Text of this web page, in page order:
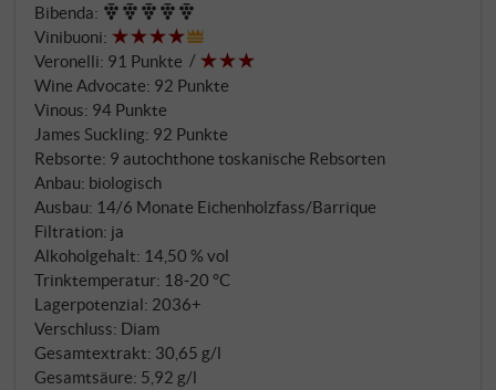
und Erde, dazu Noten von Zimt, Teer und gegrillten
Kräutern. Die definierten Tannine werden begleitet
von einer schönen Säureader. Ein Wein mit großem
Charakter und schöner Struktur, der sich bei jedem
Schluck verändert. SUPERIORE.DE
Bibenda:
Vinibuoni:
Veronelli: 91 Punkte
Wine Advocate: 92 Punkte
Vinous: 94 Punkte
James Suckling: 92 Punkte
Rebsorte: 9 autochthone toskanische Rebsorten
Anbau: biologisch
Ausbau: 14/6 Monate Eichenholzfass/Barrique
Filtration: ja
Alkoholgehalt: 14,50 % vol
Trinktemperatur: 18‑20 °C
Lagerpotenzial: 2036+
Verschluss: Diam
Gesamtextrakt: 30,65 g/l
Gesamtsäure: 5,92 g/l